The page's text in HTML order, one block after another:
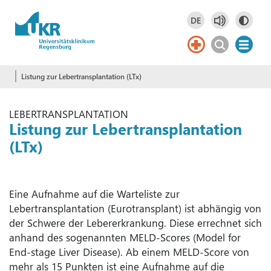
Springe zum Hauptinhalt DE
Deutsch
DE
Listung zur Lebertransplantation (LTx)
LEBERTRANSPLANTATION
Listung zur Lebertransplantation
(LTx)
Eine Aufnahme auf die Warteliste zur
Lebertransplantation (Eurotransplant) ist abhängig von
der Schwere der Lebererkrankung. Diese errechnet sich
anhand des sogenannten MELD-Scores (Model for
End-stage Liver Disease). Ab einem MELD-Score von
mehr als 15 Punkten ist eine Aufnahme auf die